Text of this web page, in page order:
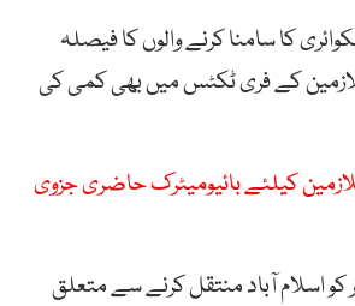
کا سامنا کرنے والوں کا فیصلہ
کے فری ٹکٹس میں بھی کمی کی
کیلئے بائیومیٹرک حاضری جزوی
کو اسلام آباد منتقل کرنے سے متعلق